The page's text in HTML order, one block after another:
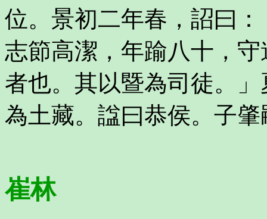
位。景初二年春，詔曰
志節高潔，年踰八十，
者也。其以暨為司徒。
為土藏。諡曰恭侯。子
崔林